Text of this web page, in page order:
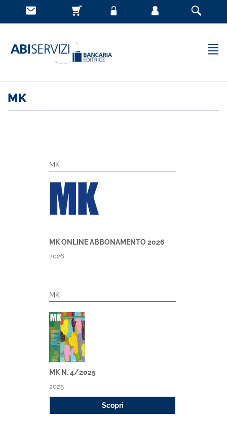
MK
MK
MK ONLINE ABBONAMENTO 2026
2026
MK
MK N. 4/2025
2025
Scopri